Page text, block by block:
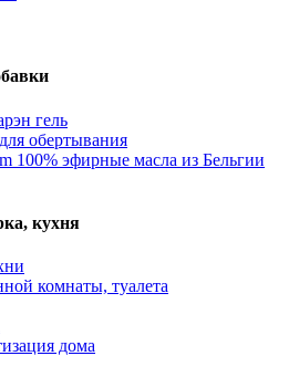
гель
обертывания
100% эфирные масла из Бельгии
кухня
комнаты, туалета
дома